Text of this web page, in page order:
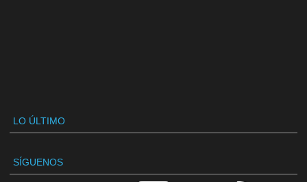
LO ÚLTIMO
SÍGUENOS